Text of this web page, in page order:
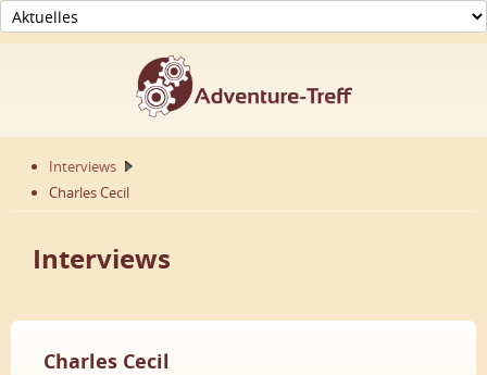
Interviews
Charles Cecil
Interviews
Charles Cecil